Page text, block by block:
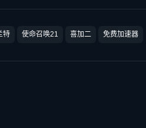
特 使命召唤21 喜加二 免费加速器